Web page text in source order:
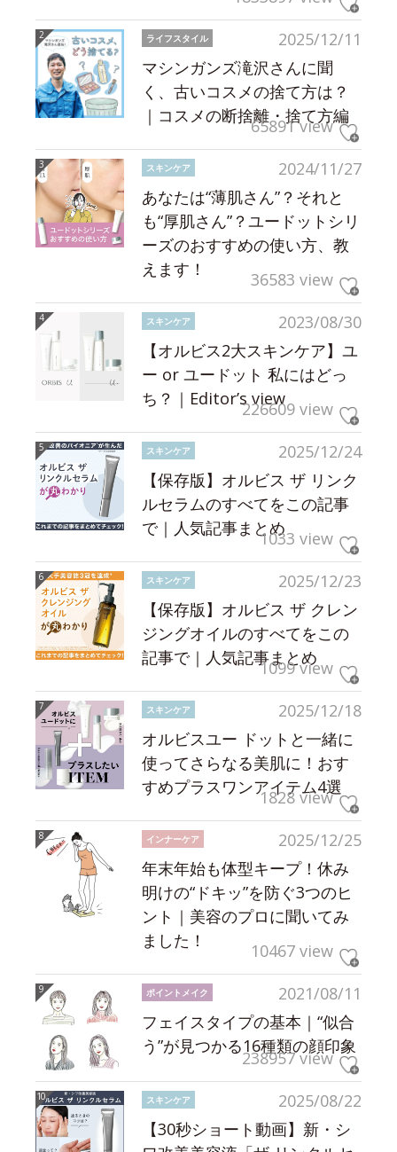
2025/12/11
ライフスタイル
マシンガンズ滝沢さんに聞
く、古いコスメの捨て方は？
｜コスメの断捨離・捨て方編
65891 view
2024/11/27
スキンケア
あなたは“薄肌さん”？それと
も“厚肌さん”？ユードットシリ
ーズのおすすめの使い方、教
えます！
36583 view
2023/08/30
スキンケア
【オルビス2大スキンケア】ユ
ー or ユードット 私にはどっ
ち？｜Editor’s view226609 view
2025/12/24
スキンケア
【保存版】オルビス ザ リンク
ルセラムのすべてをこの記事
で｜人気記事まとめ1033 view
2025/12/23
スキンケア
【保存版】オルビス ザ クレン
ジングオイルのすべてをこの
記事で｜人気記事まとめ
1099 view
2025/12/18
スキンケア
オルビスユー ドットと一緒に
使ってさらなる美肌に！おす
すめプラスワンアイテム4選
1828 view
2025/12/25
インナーケア
年末年始も体型キープ！休み
明けの“ドキッ”を防ぐ3つのヒ
ント｜美容のプロに聞いてみ
ました！
10467 view
2021/08/11
ポイントメイク
フェイスタイプの基本｜“似合
う”が見つかる16種類の顔印象
238957 view
2025/08/22
スキンケア
【30秒ショート動画】新・シ